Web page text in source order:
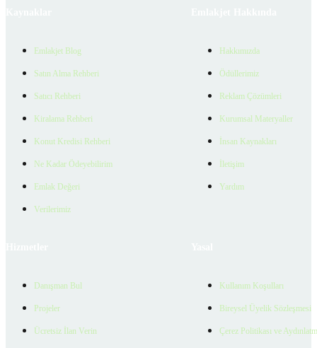
Emlakjet Blog
Satın Alma Rehberi
Satıcı Rehberi
Kiralama Rehberi
Konut Kredisi Rehberi
Ne Kadar Ödeyebilirim
Emlak Değeri
Verilerimiz
Hakkımızda
Ödüllerimiz
Reklam Çözümleri
Kurumsal Materyaller
İnsan Kaynakları
İletişim
Yardım
Danışman Bul
Projeler
Ücretsiz İlan Verin
Kullanım Koşulları
Bireysel Üyelik Sözleşmesi
Çerez Politikası ve